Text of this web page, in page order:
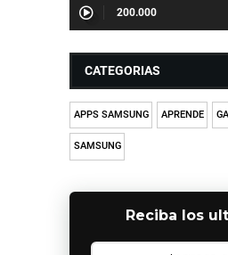
200.000
CATEGORIAS
APPS SAMSUNG APRENDE
SAMSUNG
Reciba los